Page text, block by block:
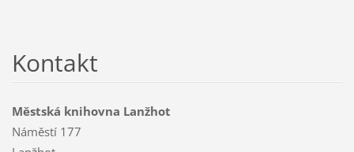
Kontakt
Městská knihovna Lanžhot
Náměstí 177